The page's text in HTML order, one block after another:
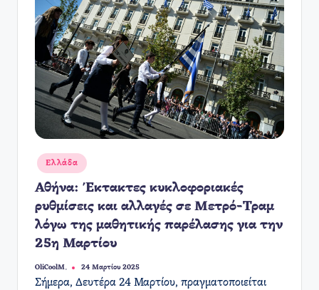
Αναρτήθηκε
σε
Ελλάδα
Αθήνα: Έκτακτες κυκλοφοριακές
ρυθμίσεις και αλλαγές σε Μετρό-Τραμ
λόγω της μαθητικής παρέλασης για την
25η Μαρτίου
Συγγραφέας:
OliCoolM. 24 Μαρτίου 2025
​Σήμερα, Δευτέρα 24 Μαρτίου, πραγματοποιείται